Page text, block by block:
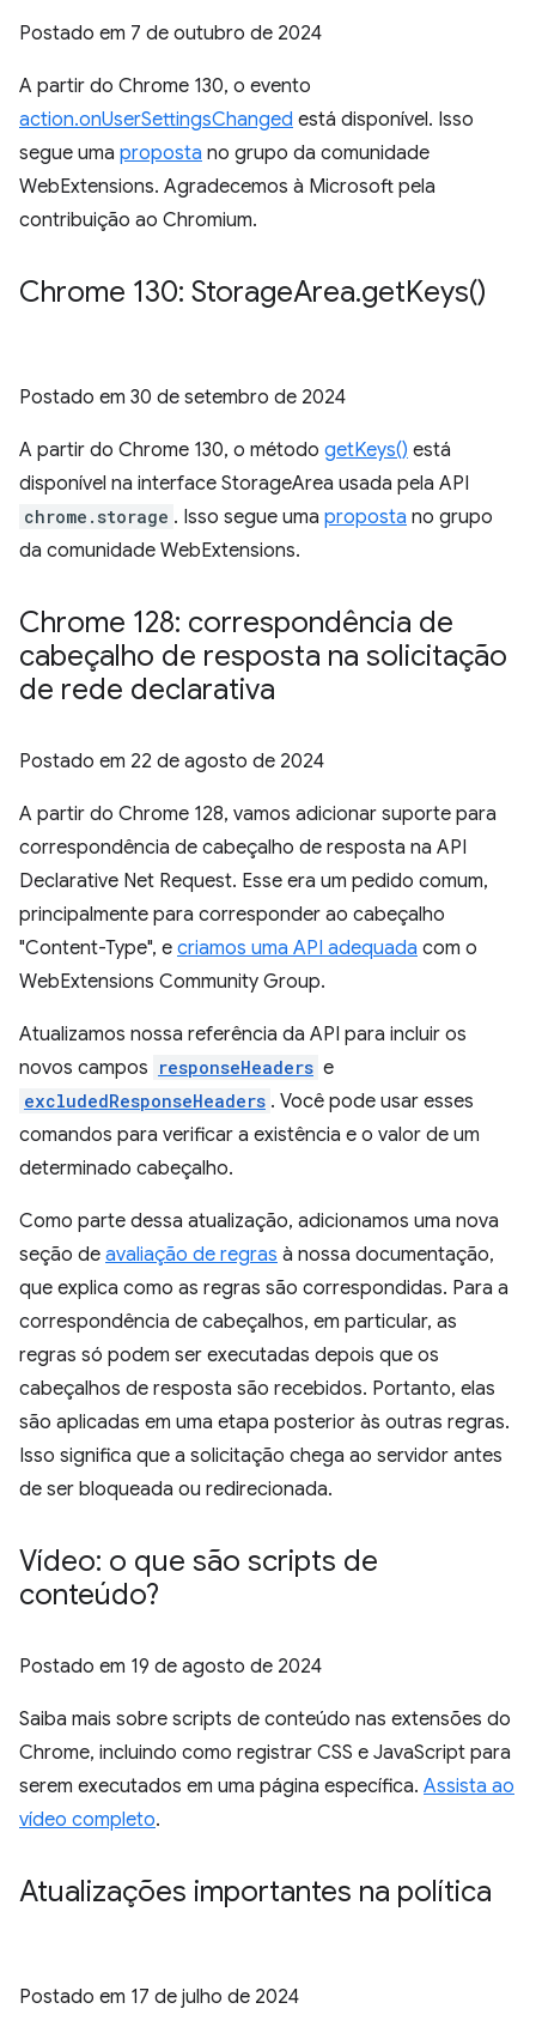
Postado em 7 de outubro de 2024
A partir do Chrome 130, o evento
action.onUserSettingsChanged está disponível. Isso
segue uma proposta no grupo da comunidade
WebExtensions. Agradecemos à Microsoft pela
contribuição ao Chromium.
Chrome 130: StorageArea.getKeys()
Postado em 30 de setembro de 2024
A partir do Chrome 130, o método getKeys() está
disponível na interface StorageArea usada pela API
chrome.storage . Isso segue uma proposta no grupo
da comunidade WebExtensions.
Chrome 128: correspondência de
cabeçalho de resposta na solicitação
de rede declarativa
Postado em 22 de agosto de 2024
A partir do Chrome 128, vamos adicionar suporte para
correspondência de cabeçalho de resposta na API
Declarative Net Request. Esse era um pedido comum,
principalmente para corresponder ao cabeçalho
"Content-Type", e criamos uma API adequada com o
WebExtensions Community Group.
Atualizamos nossa referência da API para incluir os
novos campos responseHeaders e
excludedResponseHeaders . Você pode usar esses
comandos para verificar a existência e o valor de um
determinado cabeçalho.
Como parte dessa atualização, adicionamos uma nova
seção de avaliação de regras à nossa documentação,
que explica como as regras são correspondidas. Para a
correspondência de cabeçalhos, em particular, as
regras só podem ser executadas depois que os
cabeçalhos de resposta são recebidos. Portanto, elas
são aplicadas em uma etapa posterior às outras regras.
Isso significa que a solicitação chega ao servidor antes
de ser bloqueada ou redirecionada.
Vídeo: o que são scripts de
conteúdo?
Postado em 19 de agosto de 2024
Saiba mais sobre scripts de conteúdo nas extensões do
Chrome, incluindo como registrar CSS e JavaScript para
serem executados em uma página específica. Assista ao
vídeo completo.
Atualizações importantes na política
Postado em 17 de julho de 2024